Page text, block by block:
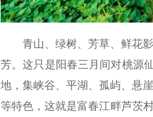
青山、绿树、芳草、鲜花影
芳。这只是阳春三月间对桃源
地，集峡谷、平湖、孤屿、悬
等特色，这就是富春江畔芦茨